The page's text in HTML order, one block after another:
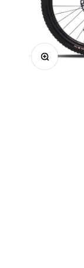
Lähennä